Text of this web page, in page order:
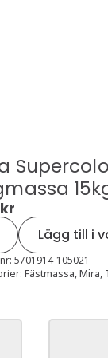
kr
Lägg till i
5701914-105021
Fästmassa,Mira,